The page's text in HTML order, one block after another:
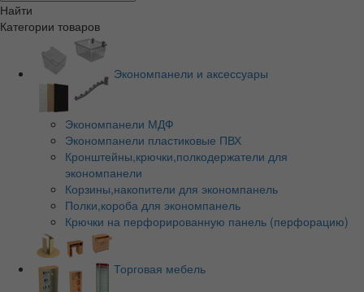
Найти
Категории товаров
Экономпанели и аксессуары
Экономпанели МДФ
Экономпанели пластиковые ПВХ
Кронштейны,крючки,полкодержатели для
экономпанели
Корзины,накопители для экономпанель
Полки,короба для экономпанель
Крючки на перфорированную панель (перфорацию)
Торговая мебель